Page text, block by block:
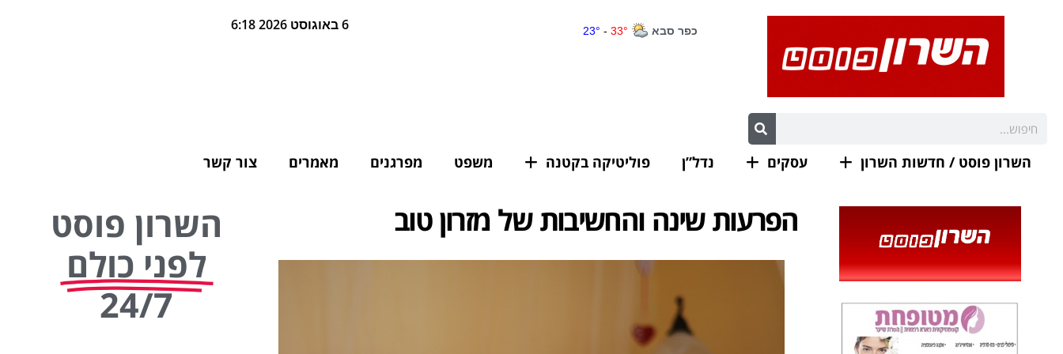
6 באוגוסט 2026 6:18
השרון פוסט / חדשות השרון עסקים נדל”ן פוליטיקה בקטנה משפט מפרגנים מאמרים צור קשר
הפרעות שינה והחשיבות של מזרון טוב
השרון פוסט
לפני כולם
24/7